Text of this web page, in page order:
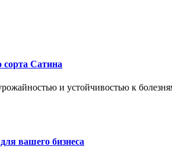
сорта Сатина
и устойчивостью к
вашего бизнеса